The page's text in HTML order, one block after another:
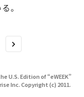
。
U.S. Edition of “eWEEK”
Inc. Copyright (c) 2011.